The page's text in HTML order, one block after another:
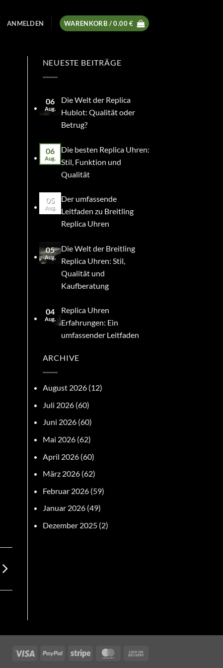
ANMELDEN WARENKORB /0.00€
NEUESTE BEITRÄGE
06
Aug.
Die Welt der Replica
Hublot: Qualität oder
Betrug?
06
Aug.
Die besten Replica Uhren:
Stil, Funktion und
Qualität
05
Aug.
Der umfassende
Leitfaden zu Breitling
Replica Uhren
05
Aug.
Die Welt der Breitling
Replica Uhren: Stil,
Qualität und
Kaufberatung
04
Aug.
Replica Uhren
Erfahrungen: Ein
umfassender Leitfaden
ARCHIVE
August 2026(12)
Juli 2026(60)
Juni 2026(60)
Mai 2026(62)
April 2026(60)
März 2026(62)
Februar 2026(59)
Januar 2026(49)
Dezember 2025(2)
Visa PayPal Stripe MasterCard